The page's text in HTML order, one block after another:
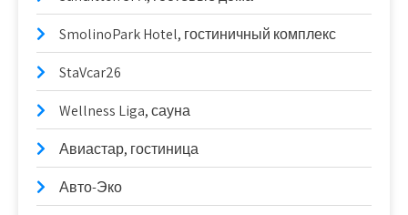
SmolinoPark Hotel, гостиничный комплекс
StaVcar26
Wellness Liga, сауна
Авиастар, гостиница
Авто-Эко